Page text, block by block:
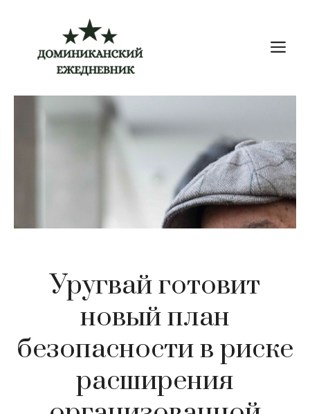
содержимому
Уругвай готовит
новый план
безопасности в риске
расширения